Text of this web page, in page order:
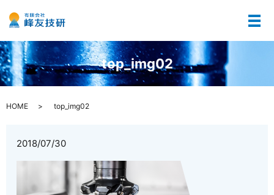
メ
top_img02
HOME top_img02
2018/07/30